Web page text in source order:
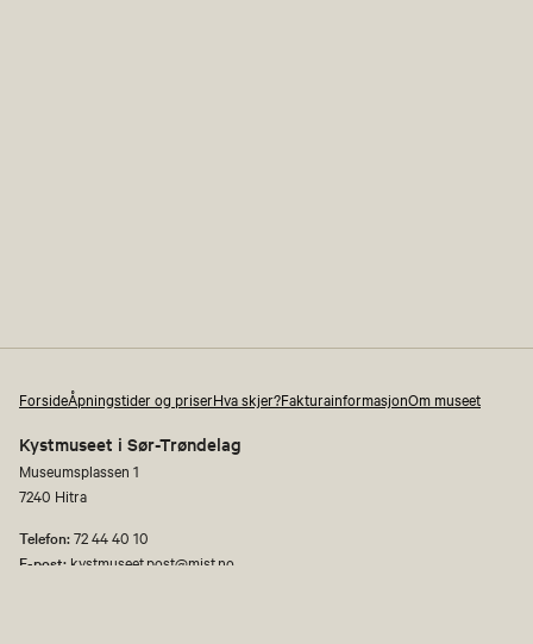
ForsideÅpningstider og priserHva skjer?FakturainformasjonOm museet
Kystmuseet i Sør-Trøndelag
Museumsplassen 1
7240 Hitra
Telefon:72 44 40 10
E-post: kystmuseet.post@mist.no